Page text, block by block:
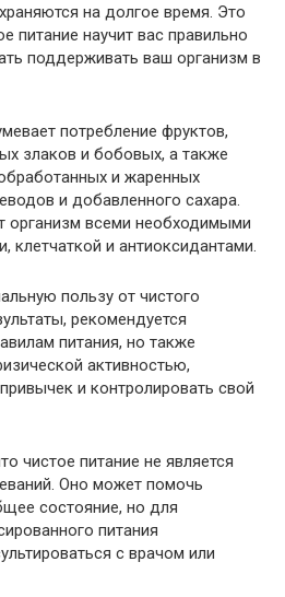
на долгое время. Это
питание научит вас правильно
поддерживать ваш организм в
потребление фруктов,
злаков и бобовых, а также
и жаренных
и добавленного сахара.
организм всеми необходимыми
клетчаткой и антиоксидантами.
пользу от чистого
рекомендуется
питания, но также
активностью,
и контролировать свой
чистое питание не является
Оно может помочь
состояние, но для
питания
с врачом или